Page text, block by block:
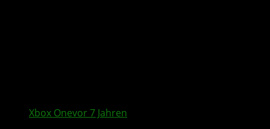
Xbox Onevor 7 Jahren